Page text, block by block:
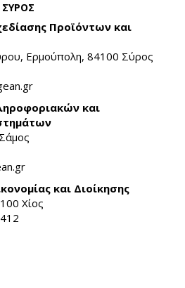
Προϊόντων και
Ερμούπολη, 84100 Σύρος
και
και Διοίκησης
Χίος